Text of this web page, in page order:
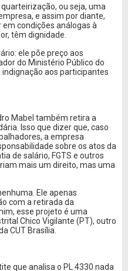
ou seja, uma
e assim por diante,
condições análogas à
têm dignidade.
ele põe preço aos
do Ministério Público do
aos participantes
Mabel também retira a
Isso que dizer que, caso
a empresa
sobre os atos da
de salário, FGTS e outros
mais um direito, mas uma
Ele apenas
com a retirada da
esse projeto é uma
Chico Vigilante (PT), outro
CUT Brasília.
que analisa o PL 4330 nada